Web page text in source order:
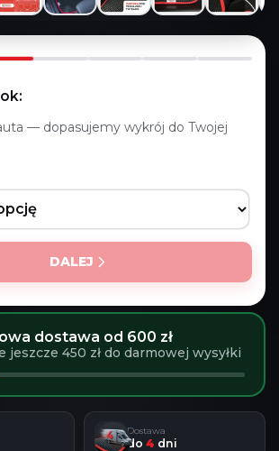
— dopasujemy wykrój do Twojej
DALEJ
dostawa od 600 zł
jeszcze 450 zł do darmowej wysyłki
Dostawa
do 4 dni